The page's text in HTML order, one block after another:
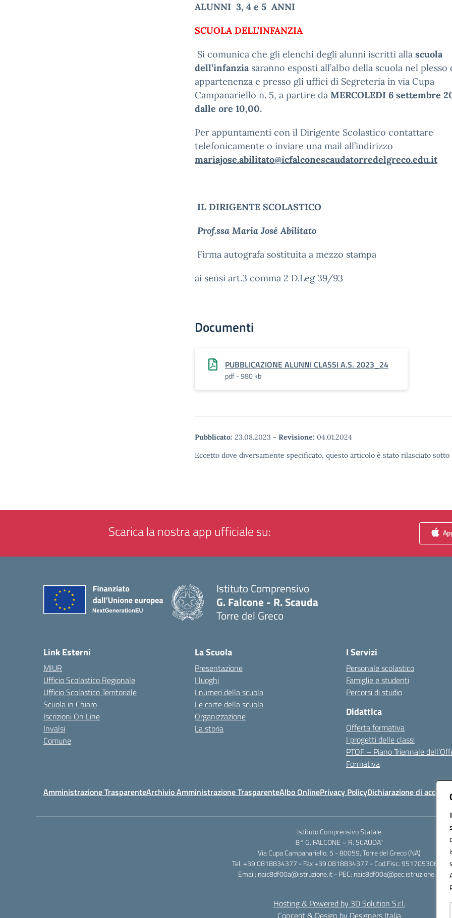
ALUNNI 3, 4 e 5 ANNI
SCUOLA DELL’INFANZIA
Si comunica che gli elenchi degli alunni iscritti alla scuola
dell’infanziasaranno esposti all’albo della scuola nel plesso
appartenenza e presso gli uffici di Segreteria in via Cupa
Campanariello n. 5, a partire da MERCOLEDI 6 settembre
dalle ore 10,00.
Per appuntamenti con il Dirigente Scolastico contattare
telefonicamente o inviare una mail all’indirizzo
mariajose.abilitato@icfalconescaudatorredelgreco.edu.it
IL DIRIGENTE SCOLASTICO
Prof.ssa Maria José Abilitato
Firma autografa sostituita a mezzo stampa
ai sensi art.3 comma 2 D.Leg 39/93
Documenti
PUBBLICAZIONE ALUNNI CLASSI A.S. 2023_24
pdf - 980 kb
Pubblicato: 23.08.2023 - Revisione: 04.01.2024
Eccetto dove diversamente specificato, questo articolo è stato rilasciato
Scarica la nostra app ufficiale su:
Istituto Comprensivo
G. Falcone - R. Scauda
Torre del Greco
Link Esterni
MIUR
Ufficio Scolastico Regionale
Ufficio Scolastico Territoriale
Scuola in Chiaro
Iscrizioni On Line
Invalsi
Comune
La Scuola
Presentazione
I luoghi
I numeri della scuola
Le carte della scuola
Organizzazione
La storia
I Servizi
Personale scolastico
Famiglie e studenti
Percorsi di studio
Didattica
Offerta formativa
I progetti delle classi
PTOF – Piano Triennale
Formativa
Amministrazione TrasparenteArchivio Amministrazione TrasparenteAlbo OnlinePrivacy PolicyDichiarazione di
Istituto Comprensivo Statale
8° G. FALCONE – R. SCAUDA"
Via Cupa Campanariello, 5 - 80059, Torre del Greco (NA)
Tel. +39 0818834377 - Fax +39 0818834377 - Cod.Fisc. 95170530638
Email: naic8df00a@istruzione.it - PEC: naic8df00a@pec.istruzione.it
Hosting & Powered by 3D Solution S.r.l.
Concept & Design by Designers Italia